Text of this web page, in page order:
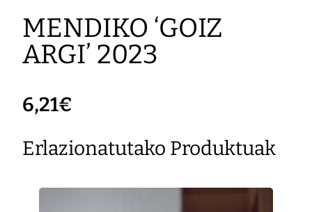
MENDIKO ‘GOIZ
ARGI’ 2023
6,21€
Erlazionatutako Produktuak